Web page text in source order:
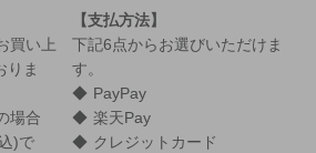
買い上
りま
場合
)で
支払方法
下記6点からお選びいただけま
す。
PayPay
楽天Pay
クレジットカード